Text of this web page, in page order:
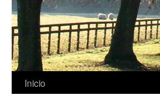
Saltar
Inicio